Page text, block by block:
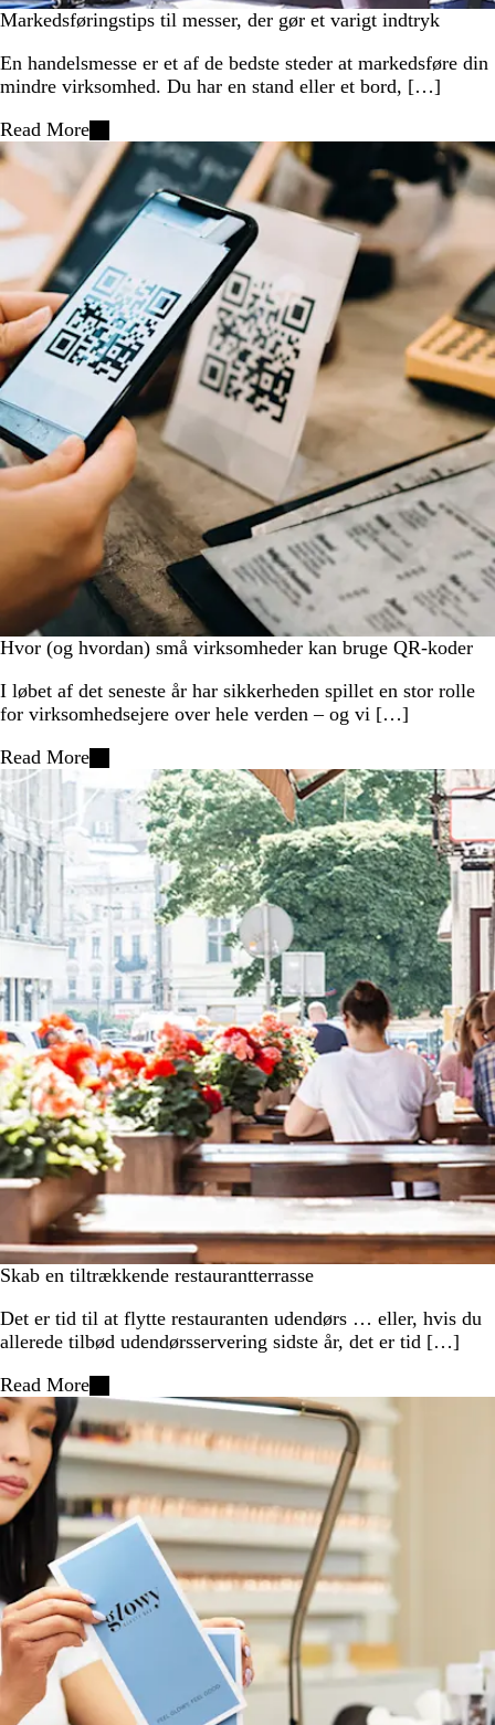
Markedsføringstips til messer, der gør et varigt indtryk
En handelsmesse er et af de bedste steder at markedsføre din
mindre virksomhed. Du har en stand eller et bord, […]
Read More
Hvor (og hvordan) små virksomheder kan bruge QR-koder
I løbet af det seneste år har sikkerheden spillet en stor rolle
for virksomhedsejere over hele verden – og vi […]
Read More
Skab en tiltrækkende restaurantterrasse
Det er tid til at flytte restauranten udendørs … eller, hvis du
allerede tilbød udendørsservering sidste år, det er tid […]
Read More